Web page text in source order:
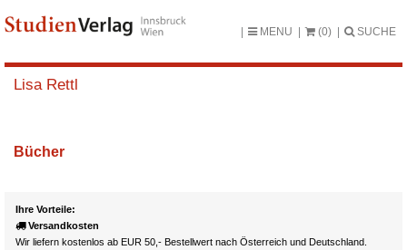
MENU (0) SUCHE
Lisa Rettl
Bücher
Ihre Vorteile:
Versandkosten
Wir liefern kostenlos ab EUR 50,- Bestellwert nach Österreich und Deutschland.